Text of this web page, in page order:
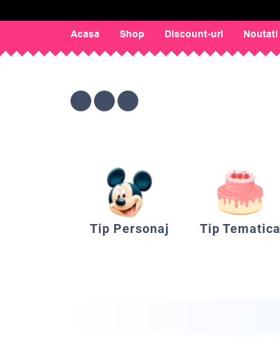
Acasa Shop Discount-uri Noutati
Tip Personaj Tip Tematica